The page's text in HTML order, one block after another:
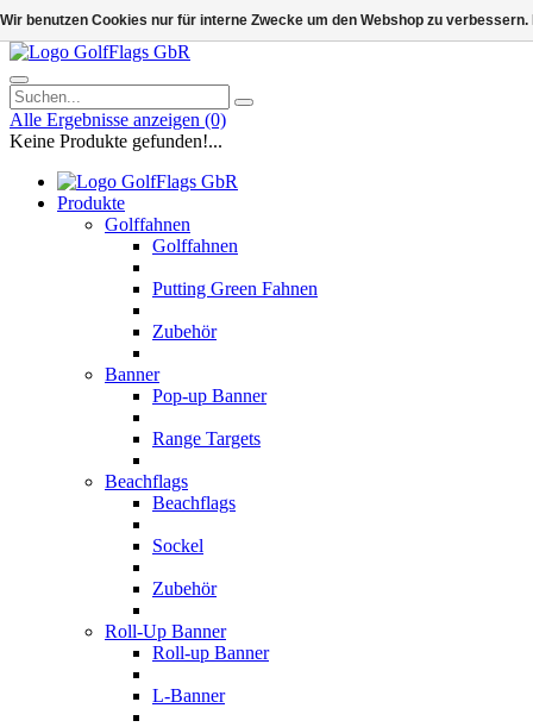
Alle Ergebnisse anzeigen (0)
Keine Produkte gefunden!...
Produkte
Golffahnen
Golffahnen
Putting Green Fahnen
Zubehör
Banner
Pop-up Banner
Range Targets
Beachflags
Beachflags
Sockel
Zubehör
Roll-Up Banner
Roll-up Banner
L-Banner
Wir benutzen Cookies nur für interne Zwecke um den Webshop zu